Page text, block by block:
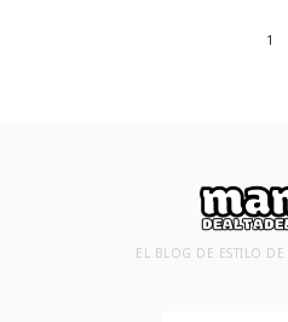
1
EL BLOG DE ESTILO